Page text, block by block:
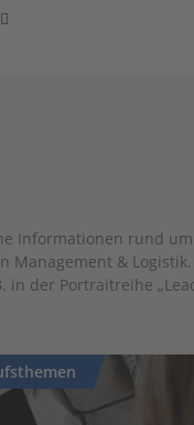
Informationen rund
Management &
in der Portraitreihe